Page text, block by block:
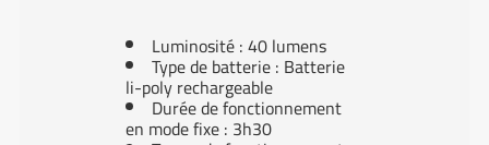
Luminosité : 40 lumens
Type de batterie : Batterie
li-poly rechargeable
Durée de fonctionnement
en mode fixe : 3h30